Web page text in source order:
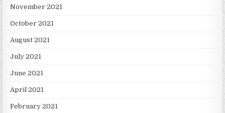
November 2021
October 2021
August 2021
July 2021
June 2021
April 2021
February 2021